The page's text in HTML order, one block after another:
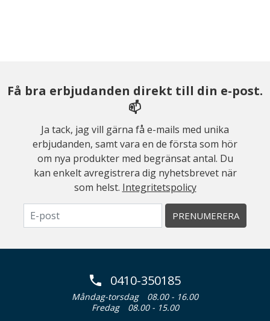
Få bra erbjudanden direkt till din e-post.
📫
Ja tack, jag vill gärna få e-mails med unika
erbjudanden, samt vara en de första som hör
om nya produkter med begränsat antal. Du
kan enkelt avregistrera dig nyhetsbrevet när
som helst. Integritetspolicy
PRENUMERERA
0410-350185
Måndag-torsdag
08.00 - 16.00
Fredag
08.00 - 15.00